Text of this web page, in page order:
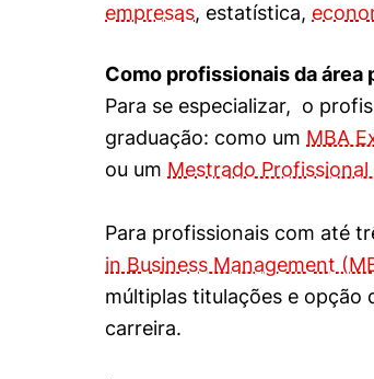
empresas, estatística,
Como profissionais da área
Para se especializar, o
graduação: como um MBA
ou um Mestrado
Para profissionais com até
in Business Management
múltiplas titulações e opção
carreira.